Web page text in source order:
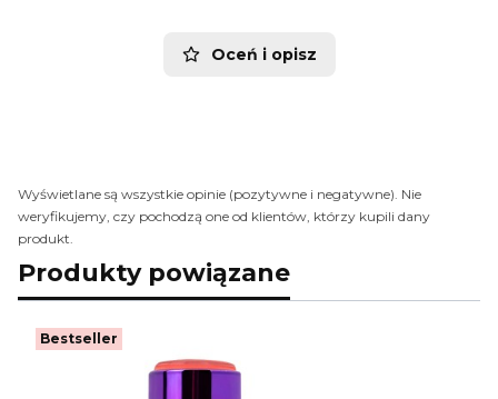
Oceń i opisz
Wyświetlane są wszystkie opinie (pozytywne i negatywne). Nie
weryfikujemy, czy pochodzą one od klientów, którzy kupili dany
produkt.
Produkty powiązane
Bestseller